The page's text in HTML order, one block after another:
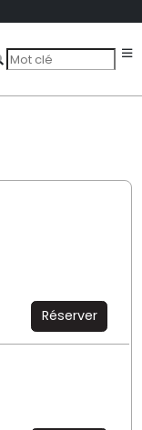
Réserver